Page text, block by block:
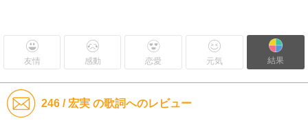
友情 感動 恋愛 元気 結果
246 / 宏実 の歌詞へのレビュー